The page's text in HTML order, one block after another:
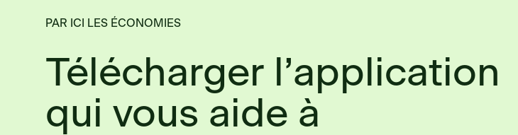
PAR ICI LES ÉCONOMIES
Télécharger l’application
qui vous aide à